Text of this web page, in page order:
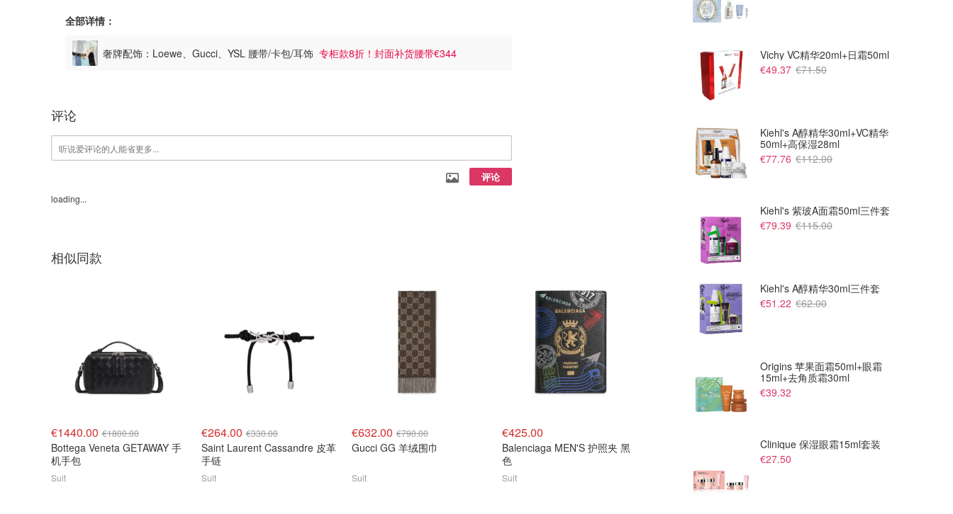
全部详情：
奢牌配饰：Loewe、Gucci、YSL 腰带/卡包/耳饰 专柜款8折！封面补货腰带€344
评论
评论
loading...
相似同款
€1440.00 €1800.00
Bottega Veneta GETAWAY 手
机手包
Suit
€264.00 €330.00
Saint Laurent Cassandre 皮革
手链
Suit
€632.00 €790.00
Gucci GG 羊绒围巾
Suit
€425.00
Balenciaga MEN'S 护照夹 黑
色
Suit
Saint Laurent SL 83 墨镜
Vichy VC精华20ml+日霜50ml
€49.37 €71.50
Kiehl's A醇精华30ml+VC精华
50ml+高保湿28ml
€77.76 €112.00
Kiehl's 紫玻A面霜50ml三件套
€79.39 €115.00
Kiehl's A醇精华30ml三件套
€51.22 €62.00
Origins 苹果面霜50ml+眼霜
15ml+去角质霜30ml
€39.32
Clinique 保湿眼霜15ml套装
€27.50